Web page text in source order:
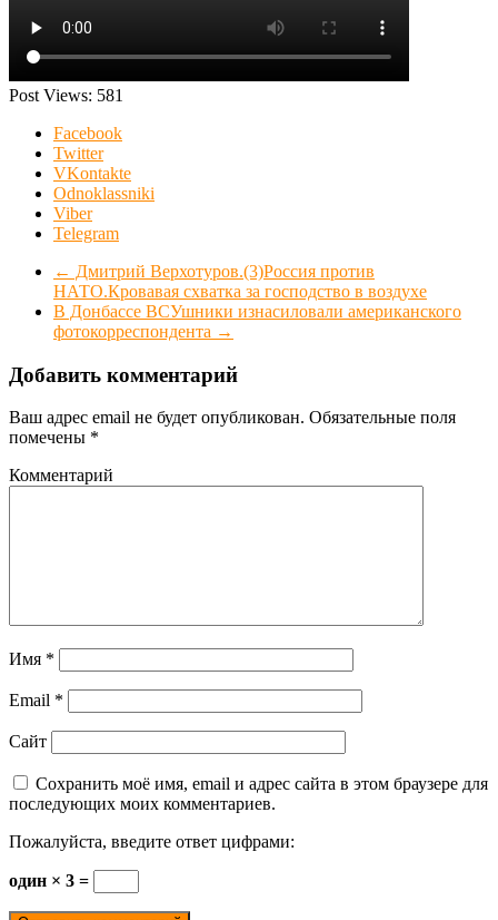
Post Views: 581
Facebook
Twitter
VKontakte
Odnoklassniki
Viber
Telegram
← Дмитрий Верхотуров.(3)Россия против
НАТО.Кровавая схватка за господство в воздухе
В Донбассе ВСУшники изнасиловали американского
фотокорреспондента →
Добавить комментарий
Ваш адрес email не будет опубликован. Обязательные поля
помечены *
Комментарий
Имя *
Email *
Сайт
Сохранить моё имя, email и адрес сайта в этом браузере для
последующих моих комментариев.
Пожалуйста, введите ответ цифрами:
один × 3 =